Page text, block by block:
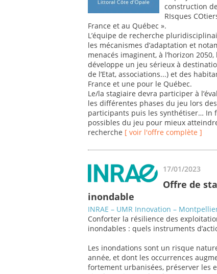
construction
RIsques
France et au Québec ».
L’équipe de recherche
les mécanismes d’adaptation et
menacés imaginent, à l’horizon
développe un jeu sérieux à
de l’Etat, associations...) et des
France et une pour le Québec.
Le/la stagiaire devra participer à
les différentes phases du jeu lors
participants puis les synthétiser… In
possibles du jeu pour mieux
recherche [ voir l'offre complète ]
17/01/2023
Offre de
inondable
INRAE – UMR Innovation –
Conforter la résilience des
inondables : quels instruments
Les inondations sont un risque
année, et dont les occurrences
fortement urbanisées, préserver les